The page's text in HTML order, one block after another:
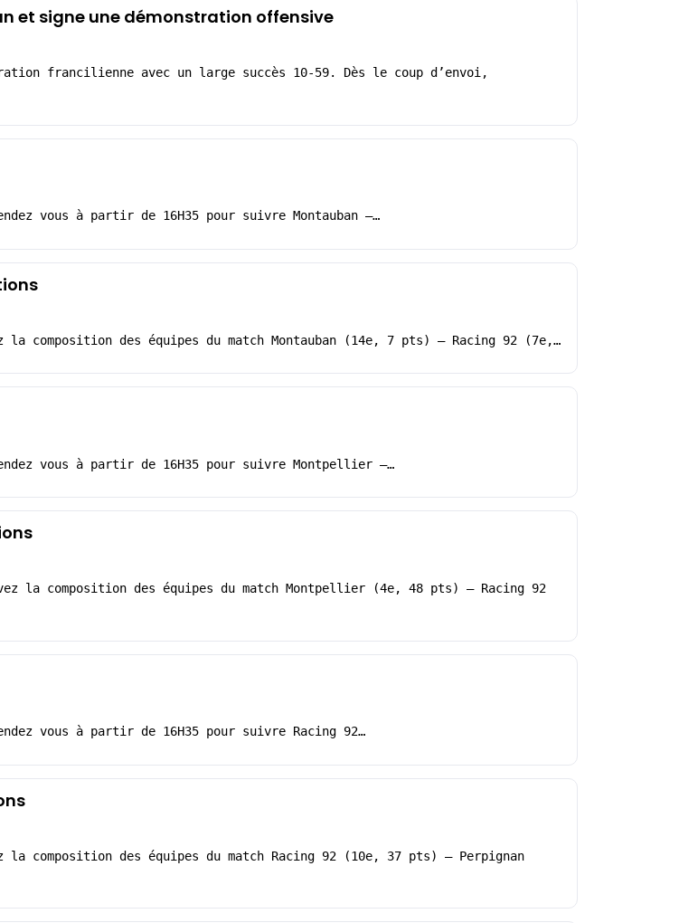
et signe une démonstration offensive
francilienne avec un large succès 10-59. Dès le coup d’envoi,
vous à partir de 16H35 pour suivre Montauban –…
la composition des équipes du match Montauban (14e, 7 pts) – Racing 92 (7e,…
vous à partir de 16H35 pour suivre Montpellier –…
la composition des équipes du match Montpellier (4e, 48 pts) – Racing 92
vous à partir de 16H35 pour suivre Racing 92…
la composition des équipes du match Racing 92 (10e, 37 pts) – Perpignan